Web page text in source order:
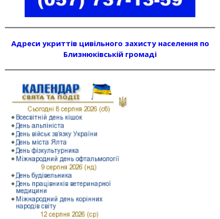
Адреси укриттів цивільного захисту населення по
Близнюківській громаді